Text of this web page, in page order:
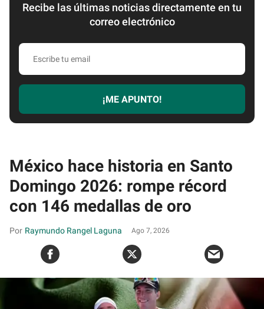
Recibe las últimas noticias directamente en tu
correo electrónico
Escribe
email
¡ME APUNTO!
México hace historia en Santo
Domingo 2026: rompe récord
con 146 medallas de oro
Raymundo Rangel Laguna Ago 7, 2026